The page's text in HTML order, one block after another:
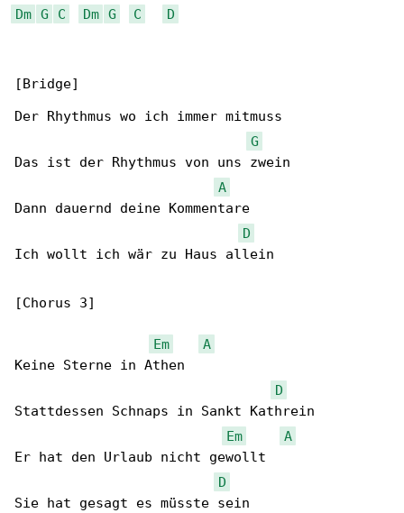
Dm G C Dm G C D
[Bridge]
Der Rhythmus wo ich immer mitmuss
G
Das ist der Rhythmus von uns zwein
A
Dann dauernd deine Kommentare
D
Ich wollt ich wär zu Haus allein
[Chorus 3]
Em
A
Keine Sterne in Athen
D
Stattdessen Schnaps in Sankt Kathrein
Em
A
Er hat den Urlaub nicht gewollt
D
Sie hat gesagt es müsste sein